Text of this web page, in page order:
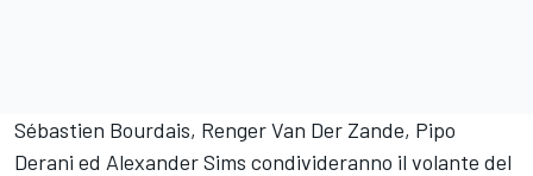
Sébastien Bourdais, Renger Van Der Zande, Pipo
Derani ed Alexander Sims condivideranno il volante del